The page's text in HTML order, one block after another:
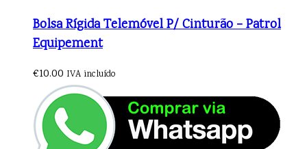
Bolsa Rígida Telemóvel P/ Cinturão – Patrol
Equipement
€10.00 IVA incluído